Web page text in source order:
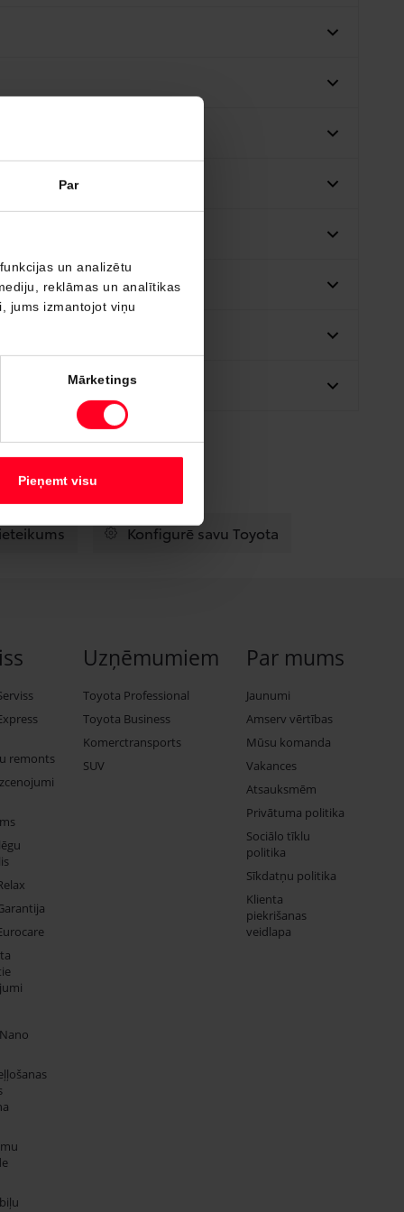
Par
un analizētu
reklāmas un analītikas
jums izmantojot viņu
Mārketings
Pieņemt visu
Konfigurē savu Toyota
remonts
Uzņēmumiem
Toyota Professional
Toyota Business
Komerctransports
SUV
Par mums
Jaunumi
Amserv vērtības
Mūsu komanda
Vakances
Atsauksmēm
Privātuma politika
Sociālo tīklu
politika
Sīkdatņu politika
Klienta
piekrišanas
veidlapa